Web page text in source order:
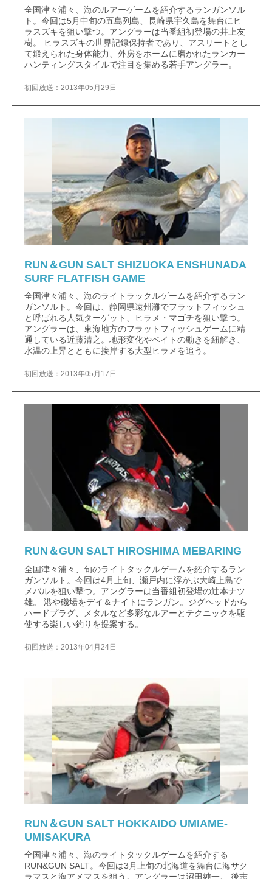
全国津々浦々、海のルアーゲームを紹介するランガンソル
ト。今回は5月中旬の五島列島、長崎県宇久島を舞台にヒ
ラスズキを狙い撃つ。アングラーは当番組初登場の井上友
樹。 ヒラスズキの世界記録保持者であり、アスリートとし
て鍛えられた身体能力、外房をホームに磨かれたランカー
ハンティングスタイルで注目を集める若手アングラー。
初回放送：2013年05月29日
RUN＆GUN SALT SHIZUOKA ENSHUNADA
SURF FLATFISH GAME
全国津々浦々、海のライトラックルゲームを紹介するラン
ガンソルト。今回は、静岡県遠州灘でフラットフィッシュ
と呼ばれる人気ターゲット、ヒラメ・マゴチを狙い撃つ。
アングラーは、東海地方のフラットフィッシュゲームに精
通している近藤清之。地形変化やベイトの動きを紐解き、
水温の上昇とともに接岸する大型ヒラメを追う。
初回放送：2013年05月17日
RUN＆GUN SALT HIROSHIMA MEBARING
全国津々浦々、旬のライトタックルゲームを紹介するラン
ガンソルト。今回は4月上旬、瀬戸内に浮かぶ大崎上島で
メバルを狙い撃つ。アングラーは当番組初登場の辻本ナツ
雄。 港や磯場をデイ＆ナイトにランガン。ジグヘッドから
ハードプラグ、メタルなど多彩なルアーとテクニックを駆
使する楽しい釣りを提案する。
初回放送：2013年04月24日
RUN＆GUN SALT HOKKAIDO UMIAME-
UMISAKURA
全国津々浦々、海のライトタックルゲームを紹介する
RUN&GUN SALT。今回は3月上旬の北海道を舞台に海サク
ラマスと海アメマスを狙う。アングラーは沼田純一。 後志